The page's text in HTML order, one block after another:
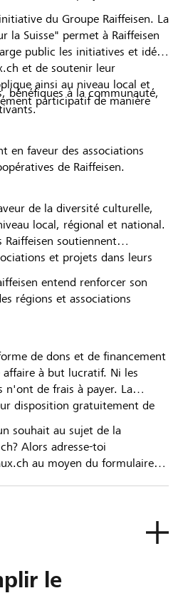
du Groupe Raiffeisen. La
la Suisse" permet à Raiffeisen
public les initiatives et idées
et de soutenir leur
ainsi au niveau local et
participatif de manière
bénéfiques à la communauté,
en faveur des associations
de Raiffeisen.
de la diversité culturelle,
local, régional et national.
Raiffeisen soutiennent
et projets dans leurs
entend renforcer son
régions et associations
de dons et de financement
à but lucratif. Ni les
n'ont de frais à payer. La
disposition gratuitement de
souhait au sujet de la
Alors adresse-toi
au moyen du formulaire
le